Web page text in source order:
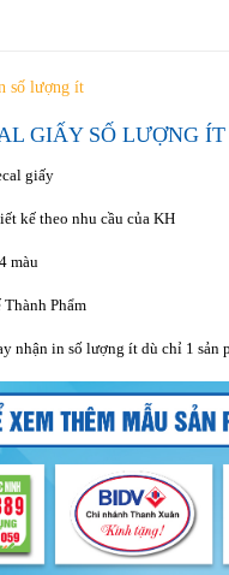
số lượng ít
GIẤY SỐ LƯỢNG ÍT
giấy
kế theo nhu cầu của KH
Phẩm
nhận in số lượng ít dù chỉ 1 sản